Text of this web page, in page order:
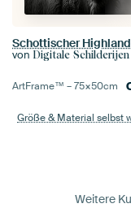
von Digitale Schilderijen
ArtFrame™ –75×50cm
Größe & Material selbst
Weitere